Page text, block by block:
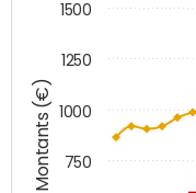
Montants (€) 750
1000
1250
1500